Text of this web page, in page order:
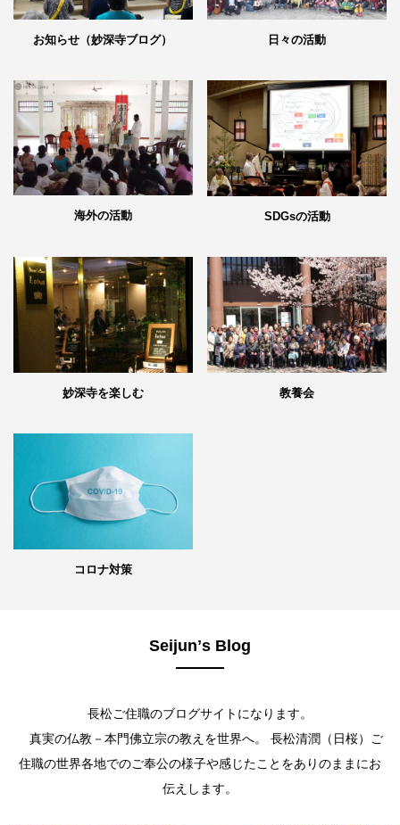
お知らせ（妙深寺ブログ） 日々の活動
海外の活動 SDGsの活動
妙深寺を楽しむ 教養会
コロナ対策
Seijunʼs Blog
長松ご住職のブログサイトになります。
真実の仏教－本門佛立宗の教えを世界へ。 長松清潤（日桜）ご
住職の世界各地でのご奉公の様子や感じたことをありのままにお
伝えします。